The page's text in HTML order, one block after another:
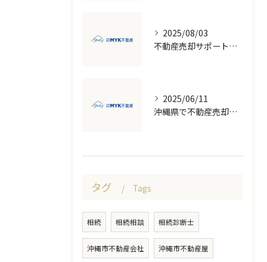
2025/08/03
不動産売却サポート活用で失敗しない売却の流れと注意点徹底ガイド
2025/06/11
沖縄県で不動産売却を成功させるための地価変動と市場のポイント
タグ Tags
相続 相続相談 相続診断士
沖縄市不動産会社 沖縄市不動産屋